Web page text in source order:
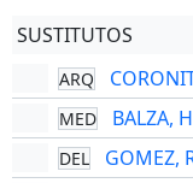
SUSTITUTOS
ARQ
MED BALZA,
DEL GOMEZ,